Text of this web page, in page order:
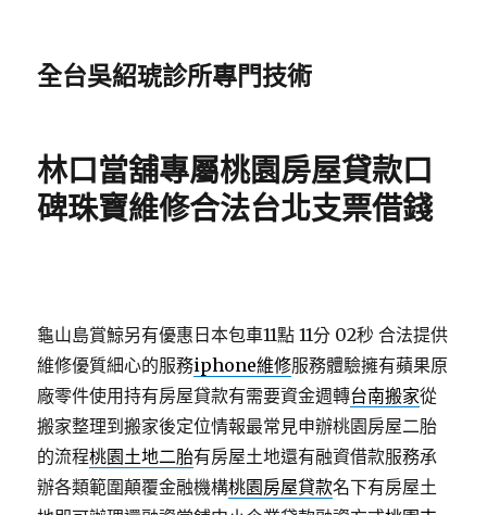
全台吳紹琥診所專門技術
林口當舖專屬桃園房屋貸款口
碑珠寶維修合法台北支票借錢
龜山島賞鯨另有優惠日本包車11點 11分 02秒 合法提供
維修優質細心的服務iphone維修服務體驗擁有蘋果原
廠零件使用持有房屋貸款有需要資金週轉台南搬家從
搬家整理到搬家後定位情報最常見申辦桃園房屋二胎
的流程桃園土地二胎有房屋土地還有融資借款服務承
辦各類範圍顛覆金融機構桃園房屋貸款名下有房屋土